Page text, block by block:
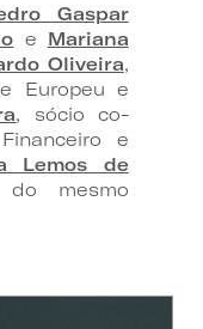
Gaspar
e Mariana
Oliveira,
Europeu e
, sócio co-
e
Lemos de
mesmo